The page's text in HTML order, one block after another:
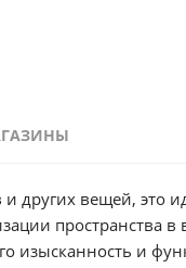
других вещей,
пространства
изысканность и